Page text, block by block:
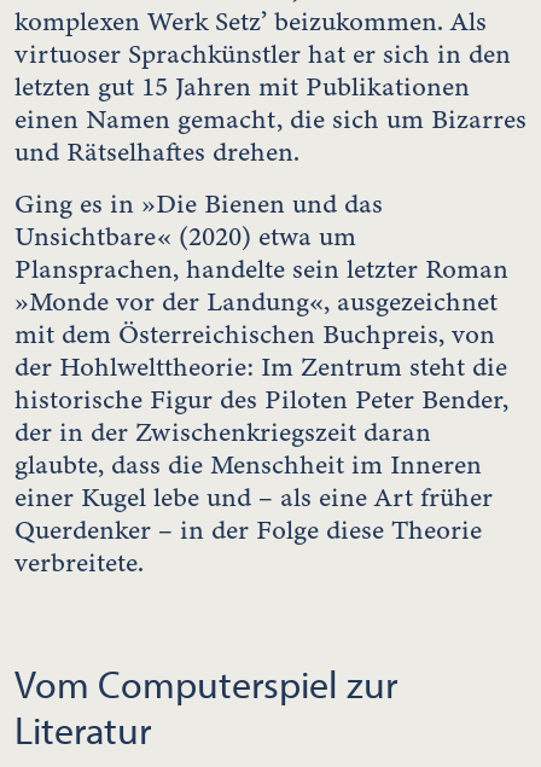
komplexen Werk Setz’ beizukommen. Als
virtuoser Sprachkünstler hat er sich in den
letzten gut 15 Jahren mit Publikationen
einen Namen gemacht, die sich um Bizarres
und Rätselhaftes drehen.
Ging es in »Die Bienen und das
Unsichtbare« (2020) etwa um
Plansprachen, handelte sein letzter Roman
»Monde vor der Landung«, ausgezeichnet
mit dem Österreichischen Buchpreis, von
der Hohlwelttheorie: Im Zentrum steht die
historische Figur des Piloten Peter Bender,
der in der Zwischenkriegszeit daran
glaubte, dass die Menschheit im Inneren
einer Kugel lebe und – als eine Art früher
Querdenker – in der Folge diese Theorie
verbreitete.
Vom Computerspiel zur
Literatur